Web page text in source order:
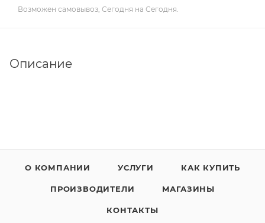
Возможен самовывоз, Сегодня на Сегодня.
Описание
О КОМПАНИИ УСЛУГИ КАК КУПИТЬ
ПРОИЗВОДИТЕЛИ МАГАЗИНЫ
КОНТАКТЫ